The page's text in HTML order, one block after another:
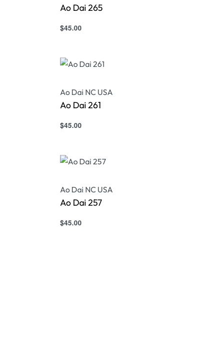
Ao Dai 265
$45.00
Ao Dai NC USA
Ao Dai 261
$45.00
Ao Dai NC USA
Ao Dai 257
$45.00